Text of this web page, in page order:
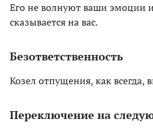
Его не волнуют ваши эмоции
сказывается на вас.
Безответственность
Козел отпущения, как всегда,
Переключение на